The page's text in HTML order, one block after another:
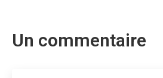
Un commentaire